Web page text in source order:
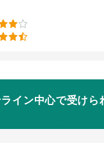
イン中心で受けら